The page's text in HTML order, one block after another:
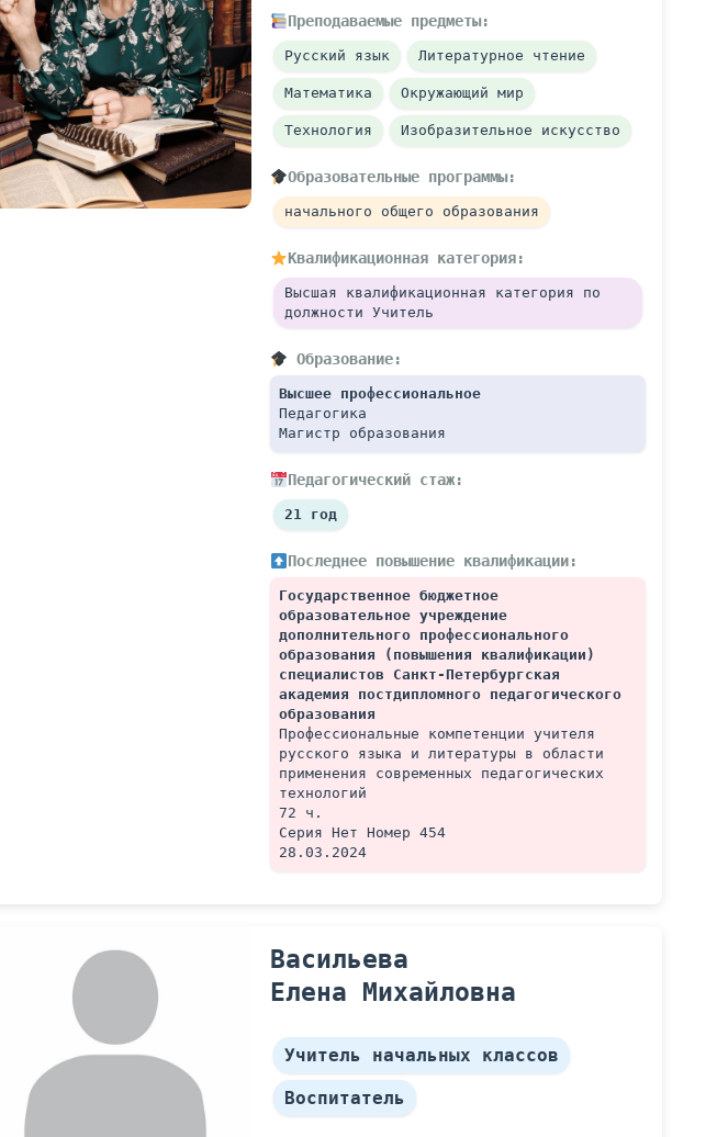
Преподаваемые предметы:
Русский язык Литературное чтение
Математика Окружающий мир
Технология Изобразительное искусство
Образовательные программы:
начального общего образования
Квалификационная категория:
Высшая квалификационная категория по
должности Учитель
Образование:
Высшее профессиональное
Педагогика
Магистр образования
Педагогический стаж:
21 год
Последнее повышение квалификации:
Государственное бюджетное
образовательное учреждение
дополнительного профессионального
образования (повышения квалификации)
специалистов Санкт-Петербургская
академия постдипломного педагогического
образования
Профессиональные компетенции учителя
русского языка и литературы в области
применения современных педагогических
технологий
72 ч.
Серия Нет Номер 454
28.03.2024
Васильева
Елена Михайловна
Учитель начальных классов
Воспитатель